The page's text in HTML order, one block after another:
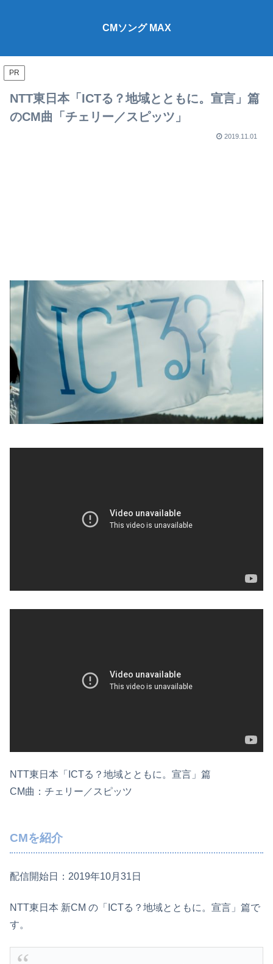
CMソング MAX
PR
NTT東日本「ICTる？地域とともに。宣言」篇
のCM曲「チェリー／スピッツ」
2019.11.01
NTT東日本「ICTる？地域とともに。宣言」篇
CM曲：チェリー／スピッツ
CMを紹介
配信開始日：2019年10月31日
NTT東日本 新CM の「ICTる？地域とともに。宣言」篇で
す。